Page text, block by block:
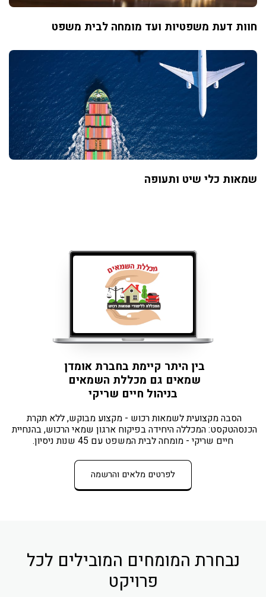
חוות דעת משפטיות ועד מומחה לבית משפט
שמאות כלי שיט ותעופה
בין היתר קיימת בחברת אומדן
שמאים גם מכללת השמאים
בניהול חיים שריקי
הסבה מקצועית לשמאות רכוש - מקצוע מבוקש, ללא תקרת
הכנסהטקסט: המכללה היחידה בפיקוח ארגון שמאי הרכוש, בהנחיית
חיים שריקי - מומחה לבית המשפט עם 45 שנות ניסיון.
לפרטים מלאים והרשמה
נבחרת המומחים המובילים לכל
פרויקט